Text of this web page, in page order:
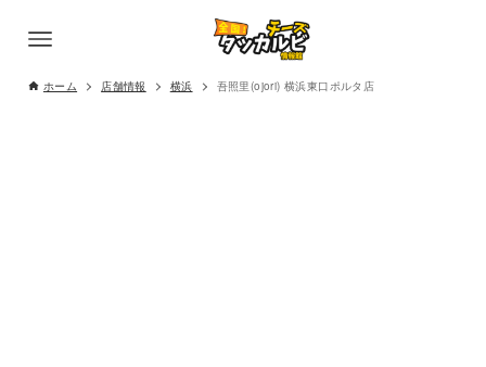
ホーム 店舗情報 横浜 吾照里(ojori) 横浜東口ポルタ店